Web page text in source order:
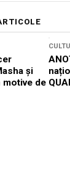
și
motive de